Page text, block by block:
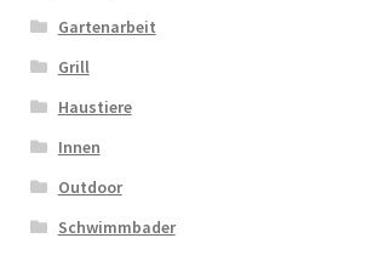
Gartenarbeit
Grill
Haustiere
Innen
Outdoor
Schwimmbader